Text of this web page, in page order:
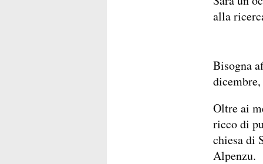
alla
Bisogna
Oltre ai
ricco di
chiesa di
Alpenzu.